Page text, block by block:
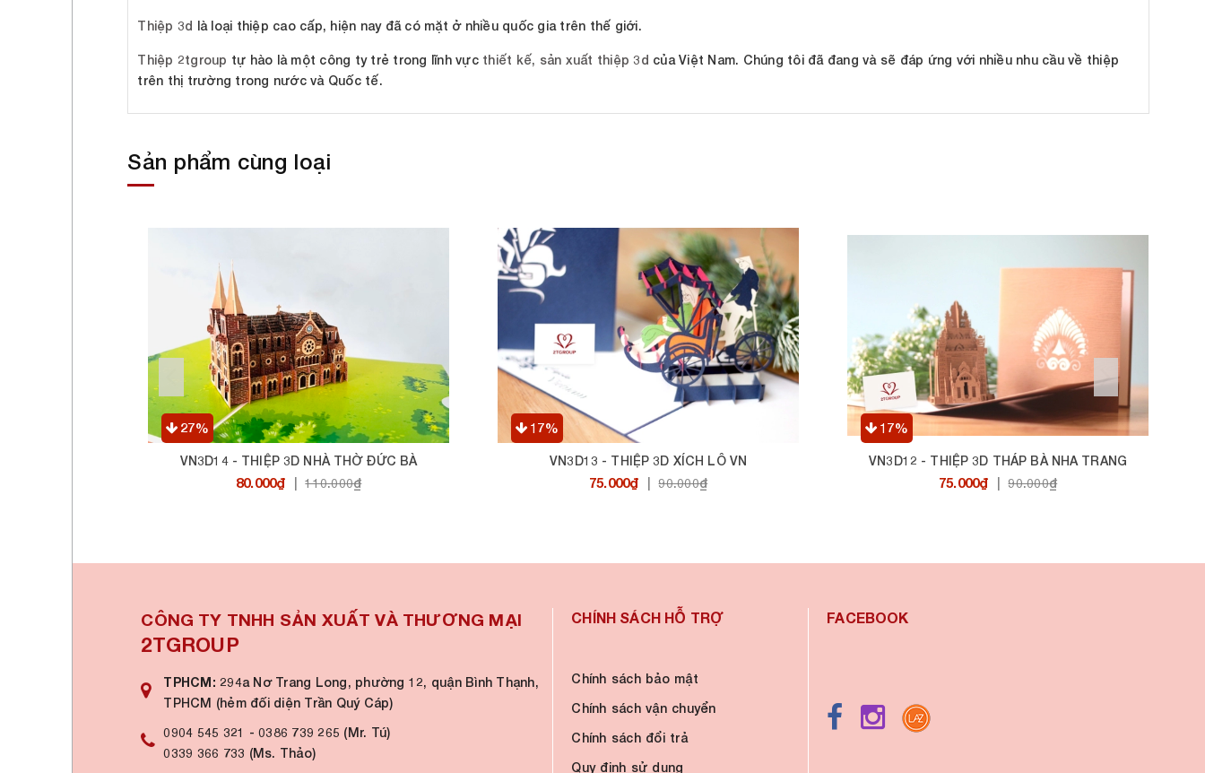
Thiệp 3d là loại thiệp cao cấp, hiện nay đã có mặt ở nhiều quốc gia trên thế giới.
Thiệp 2tgroup tự hào là một công ty trẻ trong lĩnh vực thiết kế, sản xuất thiệp 3d của Việt Nam. Chúng tôi đã đang và sẽ đáp ứng với nhiều nhu cầu về thiệp
trên thị trường trong nước và Quốc tế.
Sản phẩm cùng loại
27%
VN3D14 - THIỆP 3D NHÀ THỜ ĐỨC BÀ
80.000₫ 110.000₫
17%
VN3D13 - THIỆP 3D XÍCH LÔ VN
75.000₫ 90.000₫
17%
VN3D12 - THIỆP 3D THÁP BÀ NHA TRANG
75.000₫ 90.000₫
CÔNG TY TNHH SẢN XUẤT VÀ THƯƠNG MẠI
2TGROUP
TPHCM:294a Nơ Trang Long, phường 12, quận Bình Thạnh,
TPHCM (hẻm đối diện Trần Quý Cáp)
0904 545 321 -0386 739 265 (Mr. Tú)
0339 366 733 (Ms. Thảo)
CHÍNH SÁCH HỖ TRỢ
Chính sách bảo mật
Chính sách vận chuyển
Chính sách đổi trả
Quy định sử dụng
FACEBOOK